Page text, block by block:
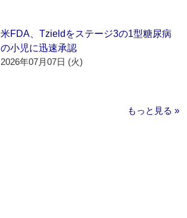
米FDA、Tzieldをステージ3の1型糖尿病
の小児に迅速承認
2026年07月07日 (火)
もっと見る »